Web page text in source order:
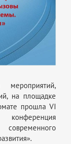
на площадке
прошла VI
конференция
современного